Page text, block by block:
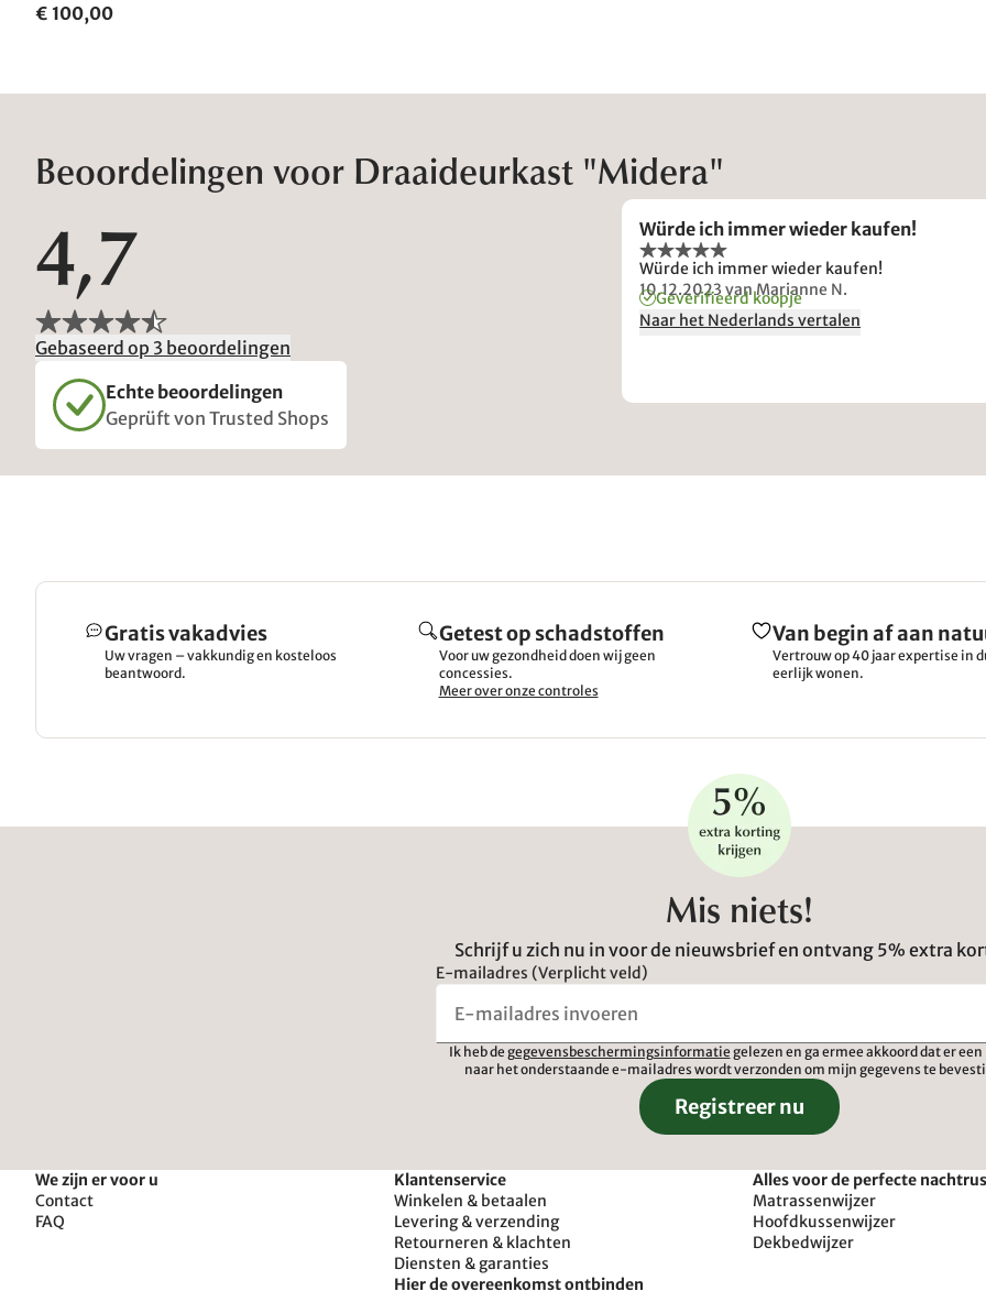
€ 100,00
Beoordelingen voor Draaideurkast "Midera"
4,7
Gebaseerd op 3 beoordelingen
Echte beoordelingen
Geprüft von Trusted Shops
Würde ich immer wieder kaufen!
Würde ich immer wieder kaufen!
10.12.2023van Marianne N.
Geverifieerd koopje
Naar het Nederlands vertalen
Gratis vakadvies
Uw vragen – vakkundig en kosteloos
beantwoord.
Getest op schadstoffen
Voor uw gezondheid doen wij geen
concessies.
Meer over onze controles
Van begin af aan
Vertrouw op 40 jaar expertise in
eerlijk wonen.
Mis niets!
Schrijf u zich nu in voor de nieuwsbrief en ontvang 5% extra
E-mailadres (Verplicht veld)
Ik heb de gegevensbeschermingsinformatie gelezen en ga ermee akkoord dat er
naar het onderstaande e-mailadres wordt verzonden om mijn gegevens te
Registreer nu
We zijn er voor u
Contact
FAQ
Klantenservice
Winkelen & betaalen
Levering & verzending
Retourneren & klachten
Diensten & garanties
Hier de overeenkomst ontbinden
Alles voor de perfecte
Matrassenwijzer
Hoofdkussenwijzer
Dekbedwijzer